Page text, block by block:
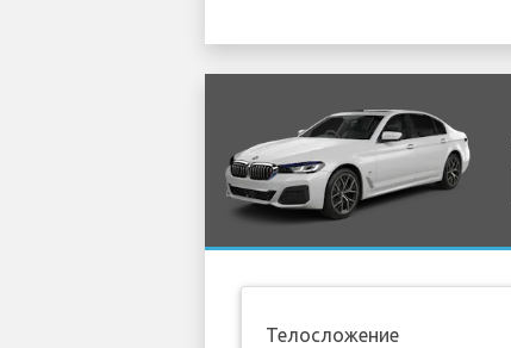
Телосложение